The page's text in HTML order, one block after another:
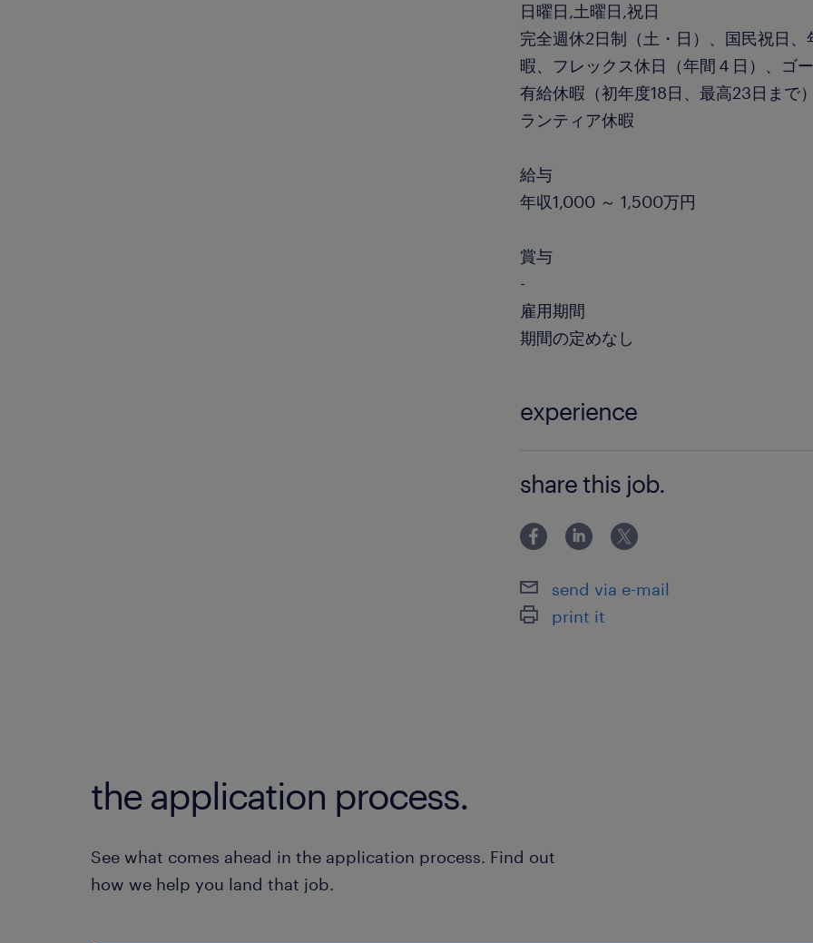
日曜日,土曜日,祝日
完全週休2日制（土・日）、国民祝日
暇、フレックス休日（年間４日）、ゴ
有給休暇（初年度18日、最高23日まで
ランティア休暇
給与
年収1,000 ～ 1,500万円
賞与
-
雇用期間
期間の定めなし
experience
戦略策定経験（3年以上） ・KOLや規制
・または、医薬品開発プロジェクトの
ムを牽引した経験 【求めるスキル】
share this job.
send via e-mail
print it
the application process.
See what comes ahead in the application process. Find out
how we help you land that job.